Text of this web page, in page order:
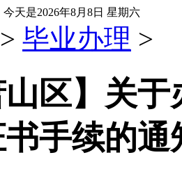
天是2026年8月8日 星期六
> 毕业办理 >
山区】关
手续的通